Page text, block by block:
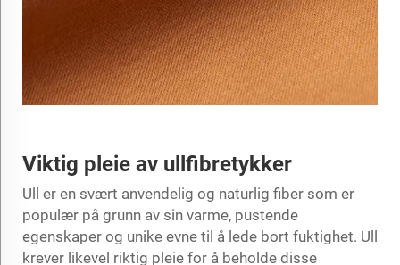
Viktig pleie av ullfibretykker
Ull er en svært anvendelig og naturlig fiber som er
populær på grunn av sin varme, pustende
egenskaper og unike evne til å lede bort fuktighet. Ull
krever likevel riktig pleie for å beholde disse